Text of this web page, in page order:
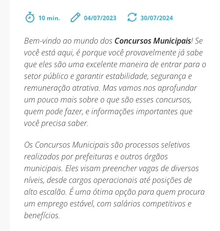
10 min. 04/07/2023 30/07/2024
Bem-vindo ao mundo dos Concursos Municipais! Se
você está aqui, é porque você provavelmente já sabe
que eles são uma excelente maneira de entrar para o
setor público e garantir estabilidade, segurança e
remuneração atrativa. Mas vamos nos aprofundar
um pouco mais sobre o que são esses concursos,
quem pode fazer, e informações importantes que
você precisa saber.
Os Concursos Municipais são processos seletivos
realizados por prefeituras e outros órgãos
municipais. Eles visam preencher vagas de diversos
níveis, desde cargos operacionais até posições de
alto escalão. É uma ótima opção para quem procura
um emprego estável, com salários competitivos e
benefícios.